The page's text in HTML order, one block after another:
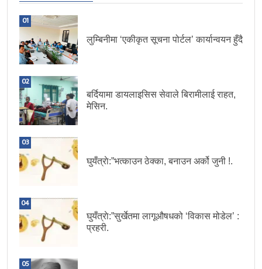
01
लुम्बिनीमा ‘एकीकृत सूचना पोर्टल’ कार्यान्वयन हुँदै
02
बर्दियामा डायलाइसिस सेवाले बिरामीलाई राहत,
मेसिन.
03
घुयँत्राे:”भत्काउन ठेक्का, बनाउन अर्को जुनी !.
04
घुयँत्राे:”सुर्खेतमा लागूऔषधको ‘विकास मोडेल’ :
प्रहरी.
05